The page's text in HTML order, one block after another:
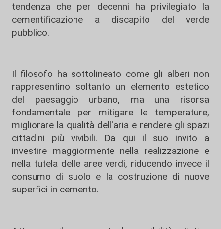
tendenza che per decenni ha privilegiato la
cementificazione a discapito del verde
pubblico.
Il filosofo ha sottolineato come gli alberi non
rappresentino soltanto un elemento estetico
del paesaggio urbano, ma una risorsa
fondamentale per mitigare le temperature,
migliorare la qualità dell'aria e rendere gli spazi
cittadini più vivibili. Da qui il suo invito a
investire maggiormente nella realizzazione e
nella tutela delle aree verdi, riducendo invece il
consumo di suolo e la costruzione di nuove
superfici in cemento.